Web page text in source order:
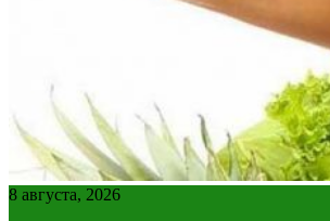
8 августа, 2026